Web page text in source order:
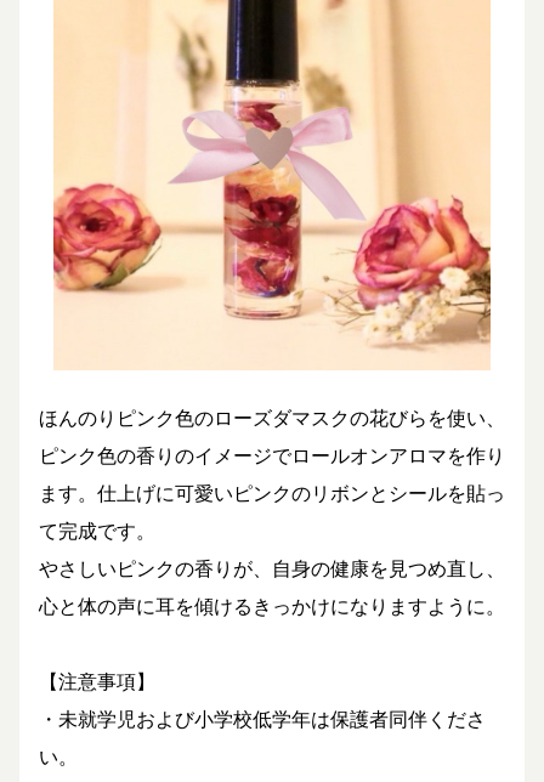
ほんのりピンク色のローズダマスクの花びらを使い、
ピンク色の香りのイメージでロールオンアロマを作り
ます。仕上げに可愛いピンクのリボンとシールを貼っ
て完成です。
やさしいピンクの香りが、自身の健康を見つめ直し、
心と体の声に耳を傾けるきっかけになりますように。
【注意事項】
・未就学児および小学校低学年は保護者同伴くださ
い。